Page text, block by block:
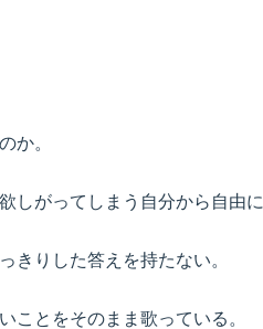
か。
しがってしまう自分から自由に
きりした答えを持たない。
ことをそのまま歌っている。